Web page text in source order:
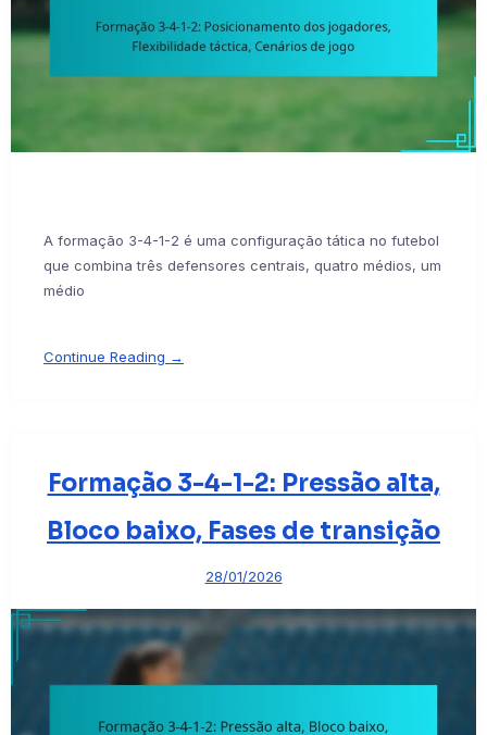
A formação 3-4-1-2 é uma configuração tática no futebol
que combina três defensores centrais, quatro médios, um
médio
Continue Reading →
Formação 3-4-1-2: Pressão alta,
Bloco baixo, Fases de transição
28/01/2026